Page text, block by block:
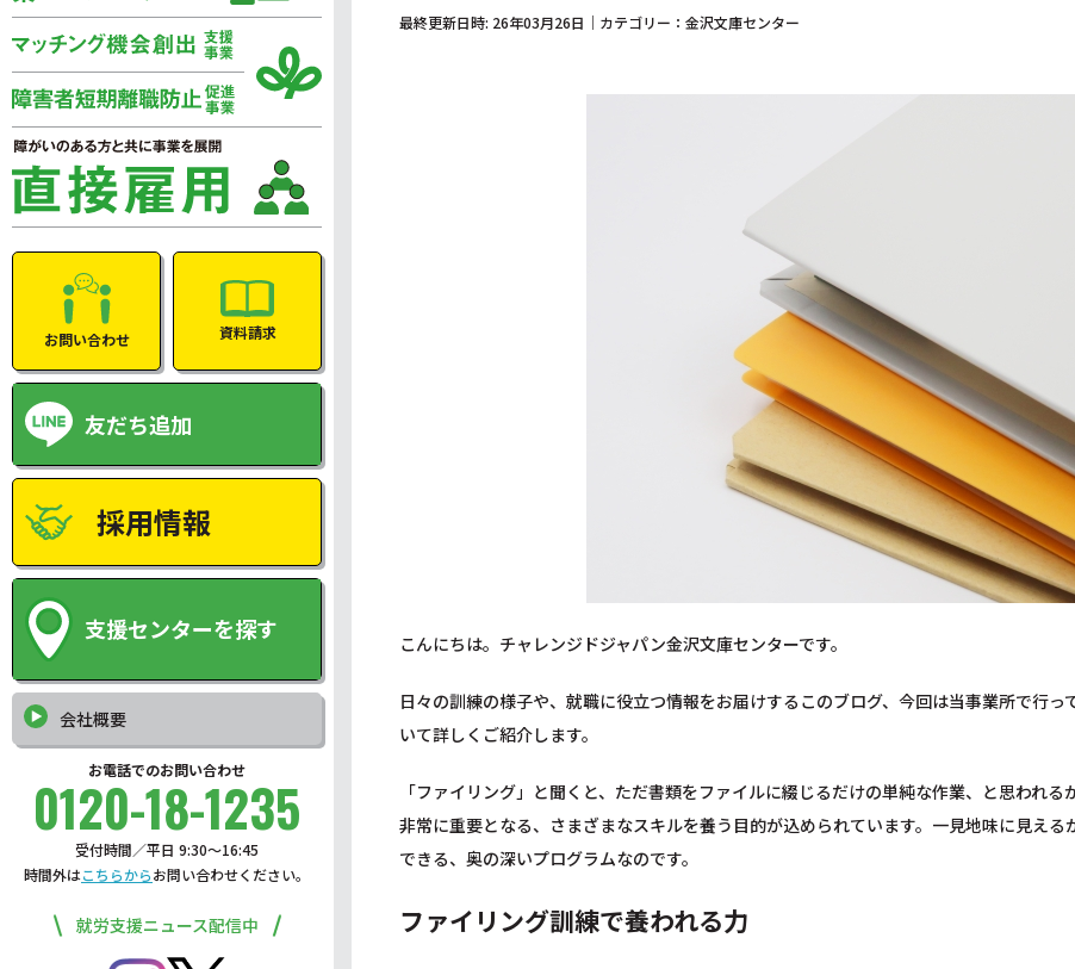
お問い合わせ 資料請求
友だち追加
採用情報
支援センターを探す
会社概要
お電話でのお問い合わせ
0120-18-1235
受付時間／平日 9:30〜16:45
時間外はこちらからお問い合わせください。
就労支援ニュース配信中
最終更新日時: 26年03月26日｜カテゴリー：金沢文庫センター
こんにちは。チャレンジドジャパン金沢文庫センターです。
日々の訓練の様子や、就職に役立つ情報をお届けするこのブログ、今回は当事業所で行
いて詳しくご紹介します。
「ファイリング」と聞くと、ただ書類をファイルに綴じるだけの単純な作業、と思われ
非常に重要となる、さまざまなスキルを養う目的が込められています。一見地味に見え
できる、奥の深いプログラムなのです。
ファイリング訓練で養われる力